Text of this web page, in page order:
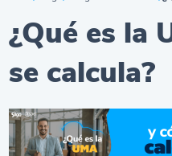
¿Qué es la
se calcula?